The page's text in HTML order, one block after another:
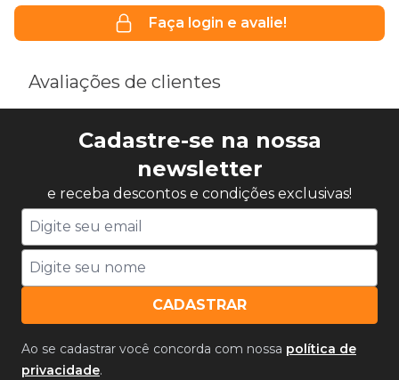
Faça login e avalie!
Avaliações de clientes
Cadastre-se na nossa
newsletter
e receba descontos e condições exclusivas!
CADASTRAR
Ao se cadastrar você concorda com nossa política de
privacidade.